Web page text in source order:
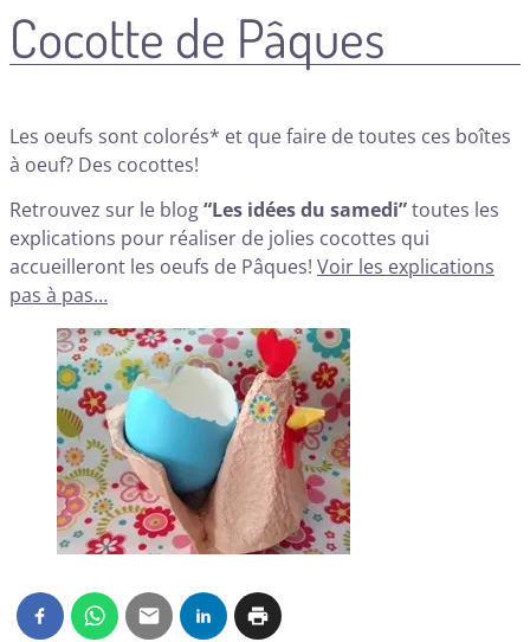
Cocotte de Pâques
Les oeufs sont colorés* et que faire de toutes ces boîtes
à oeuf? Des cocottes!
Retrouvez sur le blog“Les idées du samedi”toutes les
explications pour réaliser de jolies cocottes qui
accueilleront les oeufs de Pâques! Voir les explications
pas à pas…